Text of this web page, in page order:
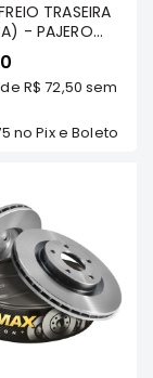
TRASEIRA
- PAJERO
2007 A 2012
... /12/
2007/..( 3
WILLTEC
de R$ 72,50 sem
no Pix e Boleto